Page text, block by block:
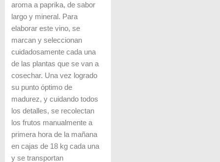
aroma a paprika, de sabor
largo y mineral. Para
elaborar este vino, se
marcan y seleccionan
cuidadosamente cada una
de las plantas que se van a
cosechar. Una vez logrado
su punto óptimo de
madurez, y cuidando todos
los detalles, se recolectan
los frutos manualmente a
primera hora de la mañana
en cajas de 18 kg cada una
y se transportan